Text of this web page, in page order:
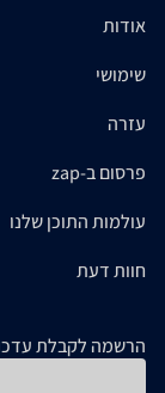
אודות
שימושי
עזרה
פרסום ב-zap
עולמות התוכן שלנו
חוות דעת
הרשמה לקבלת